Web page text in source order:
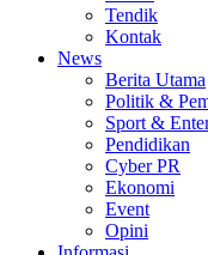
Tendik
Kontak
News
Berita Utama
Politik &
Sport &
Pendidikan
Cyber PR
Ekonomi
Event
Opini